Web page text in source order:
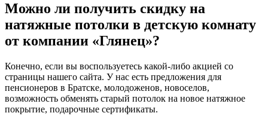
Можно ли получить скидку на
натяжные потолки в детскую комнату
от компании «Глянец»?
Конечно, если вы воспользуетесь какой-либо акцией со
страницы нашего сайта. У нас есть предложения для
пенсионеров в Братске, молодоженов, новоселов,
возможность обменять старый потолок на новое натяжное
покрытие, подарочные сертификаты.